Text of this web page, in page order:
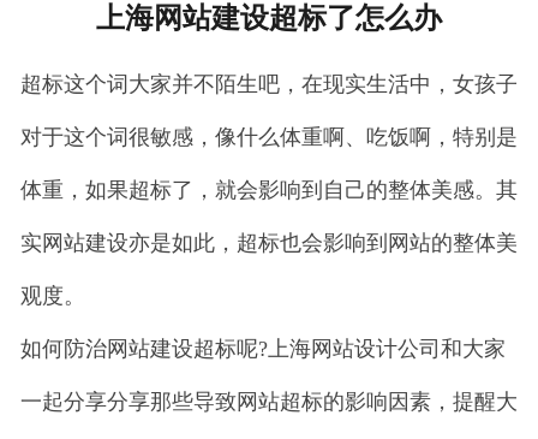
上海网站建设超标了怎么办
超标这个词大家并不陌生吧，在现实生活中，女孩子
对于这个词很敏感，像什么体重啊、吃饭啊，特别是
体重，如果超标了，就会影响到自己的整体美感。其
实网站建设亦是如此，超标也会影响到网站的整体美
观度。
如何防治网站建设超标呢?上海网站设计公司和大家
一起分享分享那些导致网站超标的影响因素，提醒大